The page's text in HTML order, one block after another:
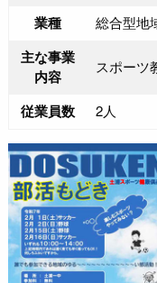
業種 総合型地
主な事業
内容
スポーツ
従業員数 2人